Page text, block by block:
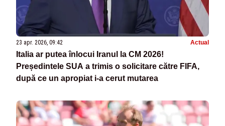
23 apr. 2026, 09:42 Actual
Italia ar putea înlocui Iranul la CM 2026!
Președintele SUA a trimis o solicitare către FIFA,
după ce un apropiat i-a cerut mutarea